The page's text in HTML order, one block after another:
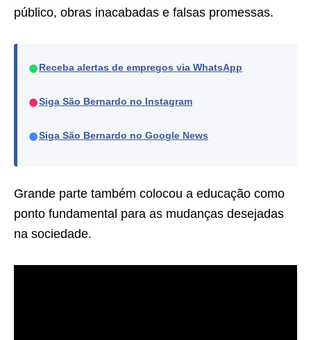
público, obras inacabadas e falsas promessas.
● Receba alertas de empregos via WhatsApp
●Siga São Bernardo no Instagram
●Siga São Bernardo no Google News
Grande parte também colocou a educação como
ponto fundamental para as mudanças desejadas
na sociedade.